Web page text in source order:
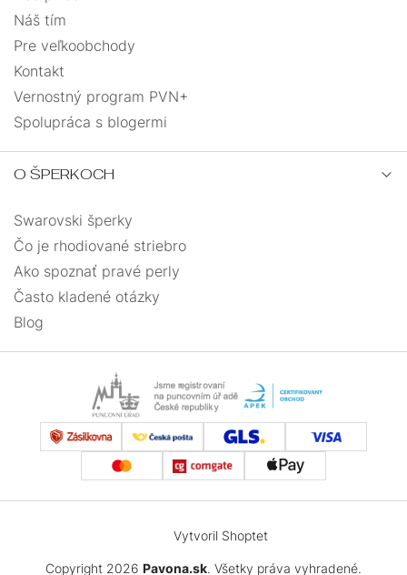
Náš tím
Pre veľkoobchody
Kontakt
Vernostný program PVN+
Spolupráca s blogermi
O ŠPERKOCH
Swarovski šperky
Čo je rhodiované striebro
Ako spoznať pravé perly
Často kladené otázky
Blog
Vytvoril Shoptet
Copyright 2026 Pavona.sk. Všetky práva vyhradené.